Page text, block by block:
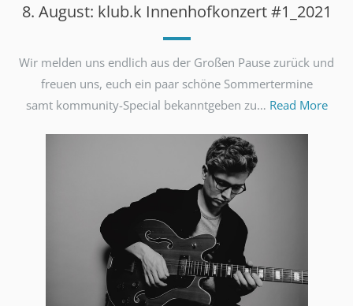
8. August: klub.k Innenhofkonzert #1_2021
Wir melden uns endlich aus der Großen Pause zurück und
freuen uns, euch ein paar schöne Sommertermine
samt kommunity-Special bekanntgeben zu… Read More